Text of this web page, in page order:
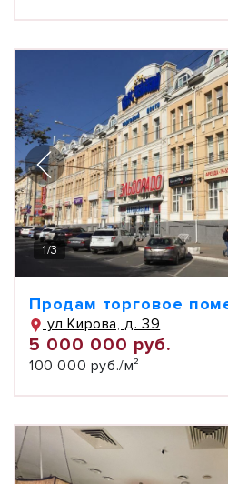
1/3
Продам торговое
ул Кирова, д. 39
5 000 000 руб.
100 000 руб./м²